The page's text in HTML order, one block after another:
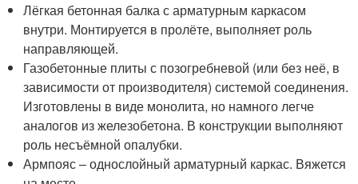
Лёгкая бетонная балка с арматурным каркасом
внутри. Монтируется в пролёте, выполняет роль
направляющей.
Газобетонные плиты с позогребневой (или без неё, в
зависимости от производителя) системой соединения.
Изготовлены в виде монолита, но намного легче
аналогов из железобетона. В конструкции выполняют
роль несъёмной опалубки.
Армпояс – однослойный арматурный каркас. Вяжется